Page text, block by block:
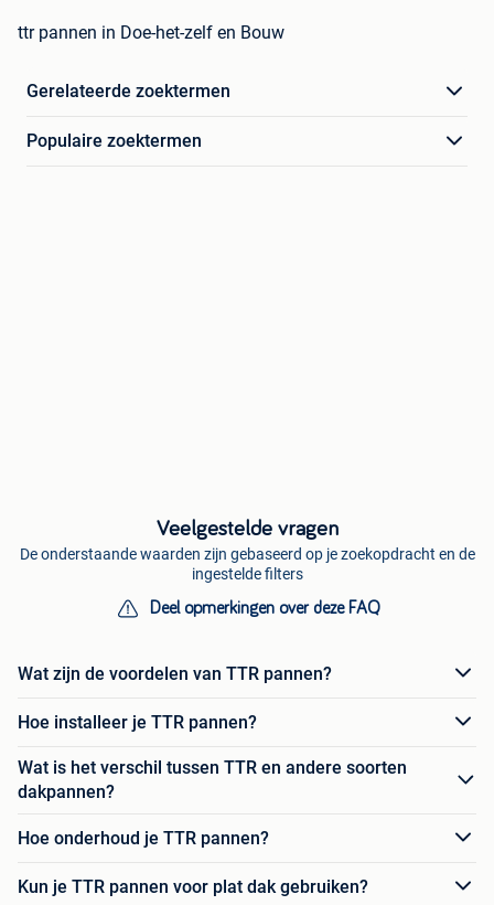
ttr pannen in Doe-het-zelf en Bouw
Gerelateerde zoektermen
Populaire zoektermen
Veelgestelde vragen
De onderstaande waarden zijn gebaseerd op je zoekopdracht en de
ingestelde filters
Deel opmerkingen over deze FAQ
Wat zijn de voordelen van TTR pannen?
Hoe installeer je TTR pannen?
Wat is het verschil tussen TTR en andere soorten
dakpannen?
Hoe onderhoud je TTR pannen?
Kun je TTR pannen voor plat dak gebruiken?